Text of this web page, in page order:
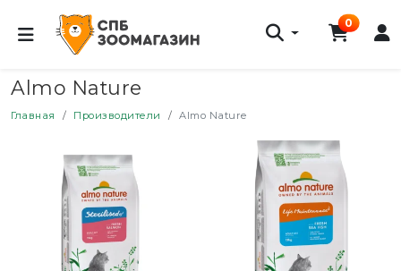
0
Almo Nature
Главная Производители Almo Nature